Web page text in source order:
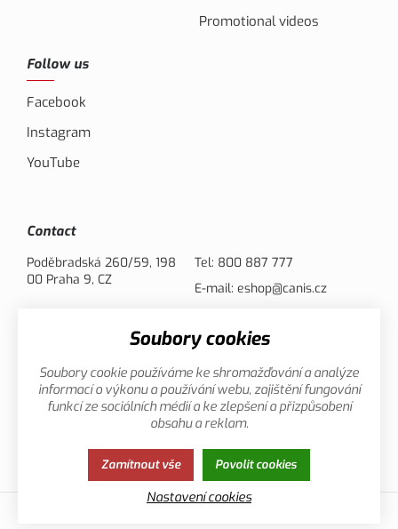
Promotional videos
Follow us
Facebook
Instagram
YouTube
Contact
Poděbradská 260/59, 198
00 Praha 9, CZ
Tel: 800 887 777
E-mail: eshop@canis.cz
This page uses cookies. Click for more
information.
Soubory cookies
Soubory cookie používáme ke shromažďování a analýze
informací o výkonu a používání webu, zajištění fungování
funkcí ze sociálních médií a ke zlepšení a přizpůsobení
obsahu a reklam.
Zamítnout vše Povolit cookies
Nastavení cookies